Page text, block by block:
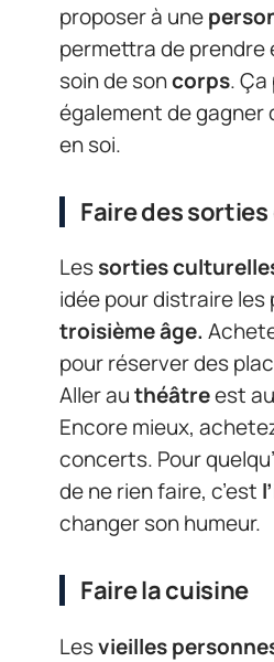
proposer à une
permettra de
soin de soncorps.
également de gagner
en soi.
Faire des
Lessorties
idée pour distraire les
troisième âge.
pour réserver des
Aller authéâtreest
Encore mieux,
concerts. Pour
de ne rien faire, c’est
changer son humeur.
Faire la cuisine
Lesvieilles